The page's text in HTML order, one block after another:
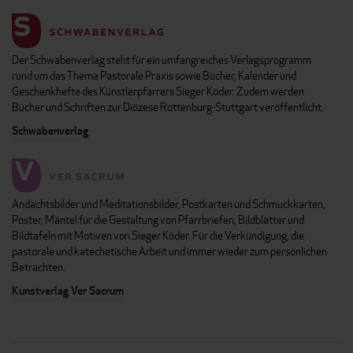
Der Schwabenverlag steht für ein umfangreiches Verlagsprogramm
rund um das Thema Pastorale Praxis sowie Bücher, Kalender und
Geschenkhefte des Künstlerpfarrers Sieger Köder. Zudem werden
Bücher und Schriften zur Diözese Rottenburg-Stuttgart veröffentlicht.
Schwabenverlag
Andachtsbilder und Meditationsbilder, Postkarten und Schmuckkarten,
Poster, Mäntel für die Gestaltung von Pfarrbriefen, Bildblätter und
Bildtafeln mit Motiven von Sieger Köder. Für die Verkündigung, die
pastorale und katechetische Arbeit und immer wieder zum persönlichen
Betrachten.
Kunstverlag Ver Sacrum